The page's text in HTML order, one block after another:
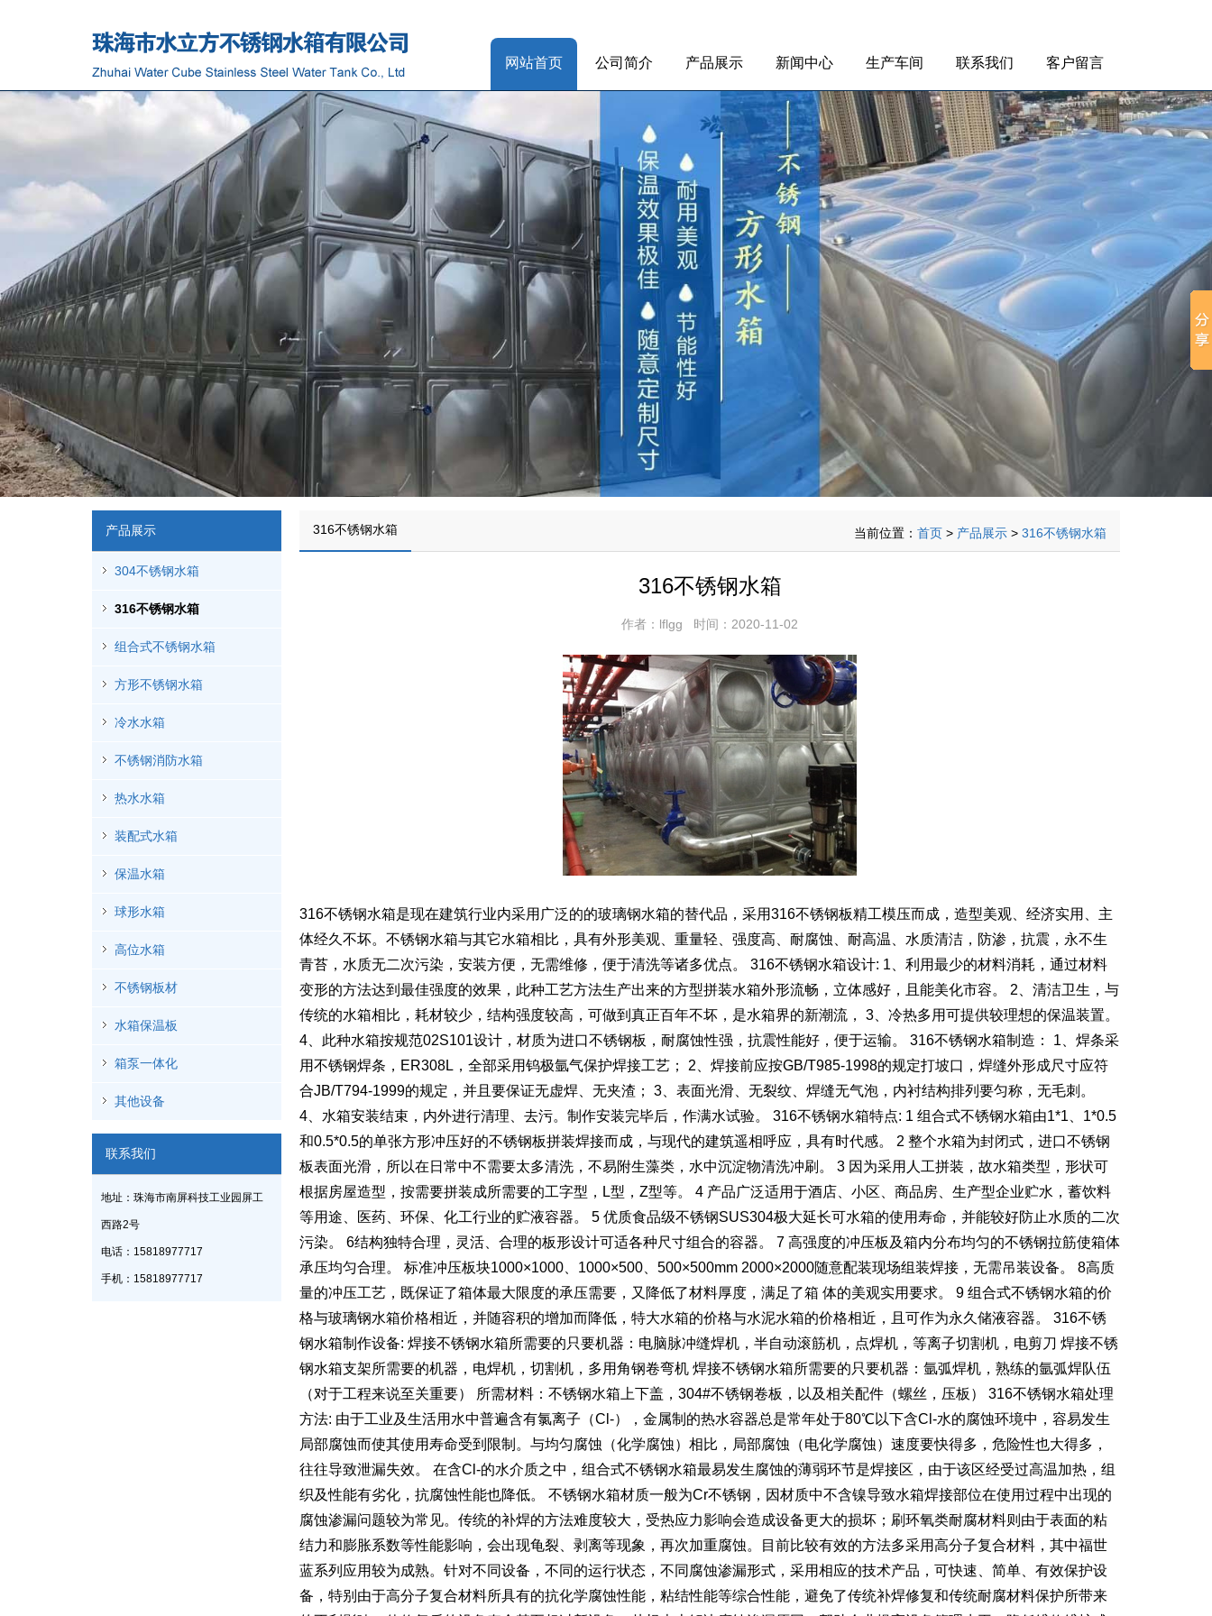
网站首页 公司简介 产品展示 新闻中心 生产车间 联系我们 客户留言
产品展示
304不锈钢水箱
316不锈钢水箱
组合式不锈钢水箱
方形不锈钢水箱
冷水水箱
不锈钢消防水箱
热水水箱
装配式水箱
保温水箱
球形水箱
高位水箱
不锈钢板材
水箱保温板
箱泵一体化
其他设备
联系我们
地址：珠海市南屏科技工业园屏工
西路2号
电话：15818977717
手机：15818977717
当前位置： 首页 > 产品展示 > 316不锈钢水箱
316不锈钢水箱
316不锈钢水箱
作者：lflgg 时间：2020-11-02
316不锈钢水箱是现在建筑行业内采用广泛的的玻璃钢水箱的替代品，采用316不锈钢板精工模压而成，造型美观、经济实用、主
体经久不坏。不锈钢水箱与其它水箱相比，具有外形美观、重量轻、强度高、耐腐蚀、耐高温、水质清洁，防渗，抗震，永不生
青苔，水质无二次污染，安装方便，无需维修，便于清洗等诸多优点。 316不锈钢水箱设计: 1、利用最少的材料消耗，通过材料
变形的方法达到最佳强度的效果，此种工艺方法生产出来的方型拼装水箱外形流畅，立体感好，且能美化市容。 2、清洁卫生，与
传统的水箱相比，耗材较少，结构强度较高，可做到真正百年不坏，是水箱界的新潮流， 3、冷热多用可提供较理想的保温装置。
4、此种水箱按规范02S101设计，材质为进口不锈钢板，耐腐蚀性强，抗震性能好，便于运输。 316不锈钢水箱制造： 1、焊条采
用不锈钢焊条，ER308L，全部采用钨极氩气保护焊接工艺； 2、焊接前应按GB/T985-1998的规定打坡口，焊缝外形成尺寸应符
合JB/T794-1999的规定，并且要保证无虚焊、无夹渣； 3、表面光滑、无裂纹、焊缝无气泡，内衬结构排列要匀称，无毛刺。
4、水箱安装结束，内外进行清理、去污。制作安装完毕后，作满水试验。 316不锈钢水箱特点: 1 组合式不锈钢水箱由1*1、1*0.5
和0.5*0.5的单张方形冲压好的不锈钢板拼装焊接而成，与现代的建筑遥相呼应，具有时代感。 2 整个水箱为封闭式，进口不锈钢
板表面光滑，所以在日常中不需要太多清洗，不易附生藻类，水中沉淀物清洗冲刷。 3 因为采用人工拼装，故水箱类型，形状可
根据房屋造型，按需要拼装成所需要的工字型，L型，Z型等。 4 产品广泛适用于酒店、小区、商品房、生产型企业贮水，蓄饮料
等用途、医药、环保、化工行业的贮液容器。 5 优质食品级不锈钢SUS304极大延长可水箱的使用寿命，并能较好防止水质的二次
污染。 6结构独特合理，灵活、合理的板形设计可适各种尺寸组合的容器。 7 高强度的冲压板及箱内分布均匀的不锈钢拉筋使箱体
承压均匀合理。 标准冲压板块1000×1000、1000×500、500×500mm 2000×2000随意配装现场组装焊接，无需吊装设备。 8高质
量的冲压工艺，既保证了箱体最大限度的承压需要，又降低了材料厚度，满足了箱 体的美观实用要求。 9 组合式不锈钢水箱的价
格与玻璃钢水箱价格相近，并随容积的增加而降低，特大水箱的价格与水泥水箱的价格相近，且可作为永久储液容器。 316不锈
钢水箱制作设备: 焊接不锈钢水箱所需要的只要机器：电脑脉冲缝焊机，半自动滚筋机，点焊机，等离子切割机，电剪刀 焊接不锈
钢水箱支架所需要的机器，电焊机，切割机，多用角钢卷弯机 焊接不锈钢水箱所需要的只要机器：氩弧焊机，熟练的氩弧焊队伍
（对于工程来说至关重要） 所需材料：不锈钢水箱上下盖，304#不锈钢卷板，以及相关配件（螺丝，压板） 316不锈钢水箱处理
方法: 由于工业及生活用水中普遍含有氯离子（Cl-），金属制的热水容器总是常年处于80℃以下含Cl-水的腐蚀环境中，容易发生
局部腐蚀而使其使用寿命受到限制。与均匀腐蚀（化学腐蚀）相比，局部腐蚀（电化学腐蚀）速度要快得多，危险性也大得多，
往往导致泄漏失效。 在含Cl-的水介质之中，组合式不锈钢水箱最易发生腐蚀的薄弱环节是焊接区，由于该区经受过高温加热，组
织及性能有劣化，抗腐蚀性能也降低。 不锈钢水箱材质一般为Cr不锈钢，因材质中不含镍导致水箱焊接部位在使用过程中出现的
腐蚀渗漏问题较为常见。传统的补焊的方法难度较大，受热应力影响会造成设备更大的损坏；刷环氧类耐腐材料则由于表面的粘
结力和膨胀系数等性能影响，会出现龟裂、剥离等现象，再次加重腐蚀。目前比较有效的方法多采用高分子复合材料，其中福世
蓝系列应用较为成熟。针对不同设备，不同的运行状态，不同腐蚀渗漏形式，采用相应的技术产品，可快速、简单、有效保护设
备，特别由于高分子复合材料所具有的抗化学腐蚀性能，粘结性能等综合性能，避免了传统补焊修复和传统耐腐材料保护所带来